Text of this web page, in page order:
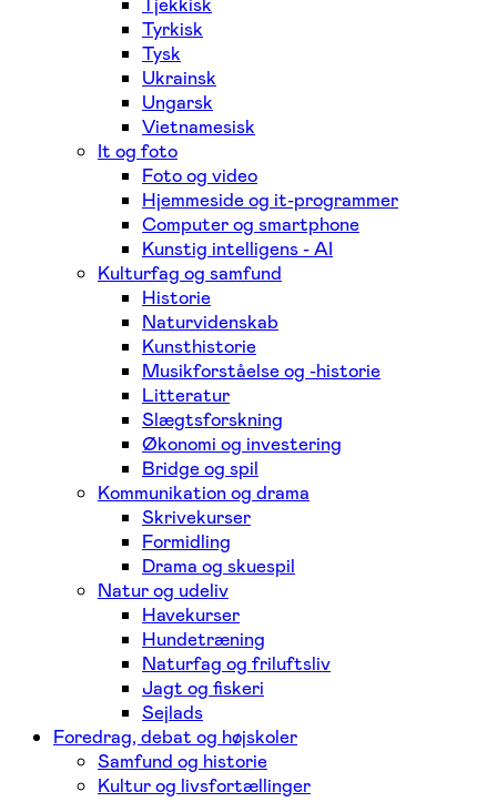
Tyrkisk
Tysk
Ukrainsk
Ungarsk
Vietnamesisk
It og foto
Foto og video
Hjemmeside og it-programmer
Computer og smartphone
Kunstig intelligens - AI
Kulturfag og samfund
Historie
Naturvidenskab
Kunsthistorie
Musikforståelse og -historie
Litteratur
Slægtsforskning
Økonomi og investering
Bridge og spil
Kommunikation og drama
Skrivekurser
Formidling
Drama og skuespil
Natur og udeliv
Havekurser
Hundetræning
Naturfag og friluftsliv
Jagt og fiskeri
Sejlads
Foredrag, debat og højskoler
Samfund og historie
Kultur og livsfortællinger